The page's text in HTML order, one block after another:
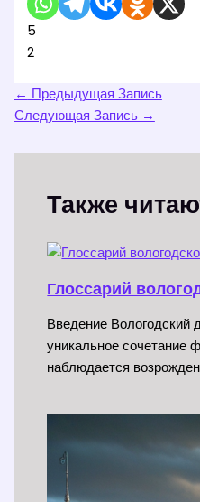
5
2
← Предыдущая Запись
Следующая Запись →
Также
Глоссарий
Введение Вологодский
уникальное сочетание
наблюдается